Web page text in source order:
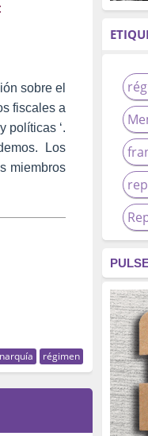
sobre el
fiscales a
políticas ‘.
Los
miembros
régimen